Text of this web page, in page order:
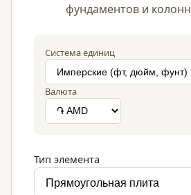
фундаментов и колонн
Система единиц
Валюта
Тип элемента